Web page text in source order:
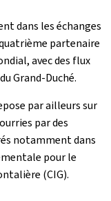
dans les échanges
partenaire
avec des flux
Grand-Duché.
par ailleurs sur
par des
notamment dans
pour le
(CIG).